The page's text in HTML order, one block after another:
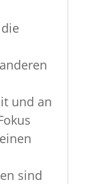
und an
sind